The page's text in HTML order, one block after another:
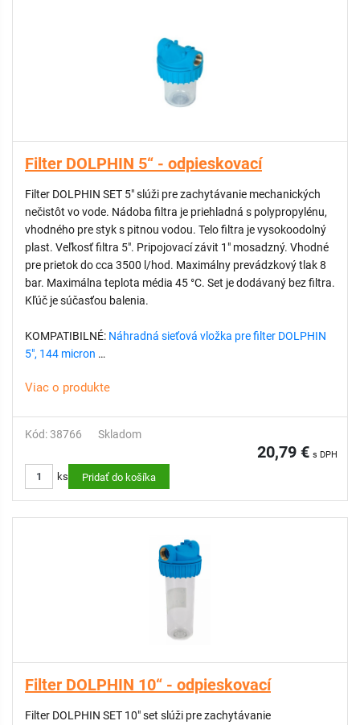
Filter DOLPHIN 5“ - odpieskovací
Filter DOLPHIN SET 5" slúži pre zachytávanie mechanických
nečistôt vo vode. Nádoba filtra je priehladná s polypropylénu,
vhodného pre styk s pitnou vodou. Telo filtra je vysokoodolný
plast. Veľkosť filtra 5". Pripojovací závit 1" mosadzný. Vhodné
pre prietok do cca 3500 l/hod. Maximálny prevádzkový tlak 8
bar. Maximálna teplota média 45 °C. Set je dodávaný bez filtra.
Kľúč je súčasťou balenia.
KOMPATIBILNÉ: Náhradná sieťová vložka pre filter DOLPHIN
5", 144 micron
Viac o produkte
Kód: 38766 Skladom
20,79 € s DPH
ks Pridať do košíka
Filter DOLPHIN 10“ - odpieskovací
Filter DOLPHIN SET 10" set slúži pre zachytávanie